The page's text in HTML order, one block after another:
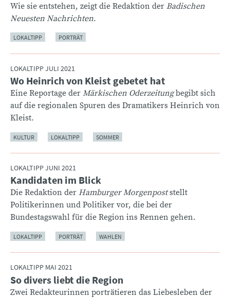
Wie sie entstehen, zeigt die Redaktion der Badischen
Neuesten Nachrichten.
LOKALTIPP PORTRÄT
LOKALTIPP JULI 2021
:Wo Heinrich von Kleist gebetet hat
Eine Reportage der Märkischen Oderzeitungbegibt sich
auf die regionalen Spuren des Dramatikers Heinrich von
Kleist.
KULTUR LOKALTIPP SOMMER
LOKALTIPP JUNI 2021
:Kandidaten im Blick
Die Redaktion der Hamburger Morgenpoststellt
Politikerinnen und Politiker vor, die bei der
Bundestagswahl für die Region ins Rennen gehen.
LOKALTIPP PORTRÄT WAHLEN
LOKALTIPP MAI 2021
:So divers liebt die Region
Zwei Redakteurinnen porträtieren das Liebesleben der